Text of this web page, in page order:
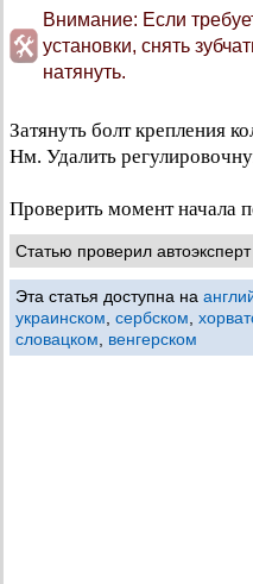
Внимание: Если
установки, снять
натянуть.
Затянуть болт крепления
Нм. Удалить
Проверить момент начала
Статью проверил автоэксперт
Эта статья доступна на
украинском сербском
словацком
венгерском